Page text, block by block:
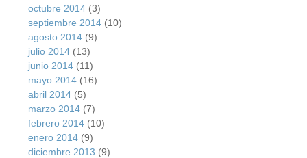
octubre 2014 (3)
septiembre 2014 (10)
agosto 2014 (9)
julio 2014 (13)
junio 2014 (11)
mayo 2014 (16)
abril 2014 (5)
marzo 2014 (7)
febrero 2014 (10)
enero 2014 (9)
diciembre 2013 (9)